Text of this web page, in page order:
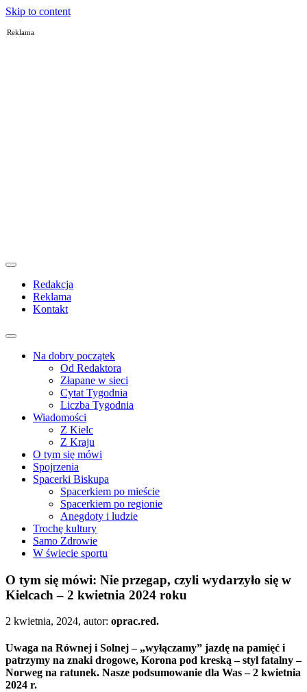
Skip to content
Reklama
Redakcja
Reklama
Kontakt
Na dobry początek
Od Redaktora
Złapane w sieci
Cytat Tygodnia
Liczba Tygodnia
Wiadomości
Z Kielc
Z Kraju
O tym się mówi
Spojrzenia
Spacerki Biskupa
Spacerkiem po mieście
Spacerkiem po regionie
Anegdoty i ludzie
Trochę kultury
Samo Zdrowie
W świecie sportu
O tym się mówi: Nie przegap, czyli wydarzyło się w
Kielcach – 2 kwietnia 2024 roku
2 kwietnia, 2024, autor: oprac.red.
Uwaga na Równej i Solnej – „wyłączamy” jazdę na pamięć i
patrzymy na znaki drogowe, Korona pod kreską – styl fatalny –
Norweg na ratunek. Nasze podsumowanie dla Was – 2 kwietnia
2024 r.